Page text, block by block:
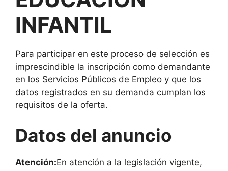
INFANTIL
Para participar en este proceso de selección es
imprescindible la inscripción como demandante
en los Servicios Públicos de Empleo y que los
datos registrados en su demanda cumplan los
requisitos de la oferta.
Datos del anuncio
Atención:En atención a la legislación vigente,